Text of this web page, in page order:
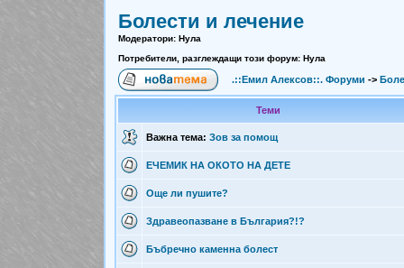
Болести и лечение
Модератори: Нула
Потребители, разглеждащи този форум: Нула
.::Емил Алексов::. Форуми ->
Теми
Важна тема: Зов за помощ
ЕЧЕМИК НА ОКОТО НА ДЕТЕ
Още ли пушите?
Здравеопазване в България?!?
Бъбречно каменна болест